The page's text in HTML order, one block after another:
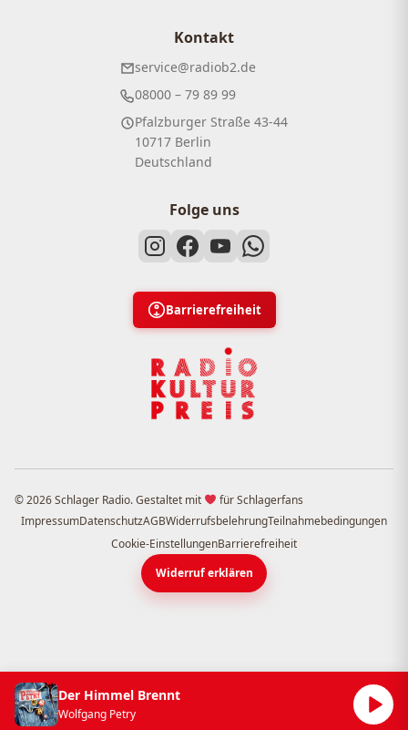
Kontakt
service@radiob2.de
08000 – 79 89 99
Pfalzburger Straße 43-44
10717 Berlin
Deutschland
Folge uns
Barrierefreiheit
© 2026 Schlager Radio. Gestaltet mit
für Schlagerfans
ImpressumDatenschutzAGBWiderrufsbelehrungTeilnahmebedingungen
Cookie-EinstellungenBarrierefreiheit
Widerruf erklären
Der Himmel Brennt
Wolfgang Petry